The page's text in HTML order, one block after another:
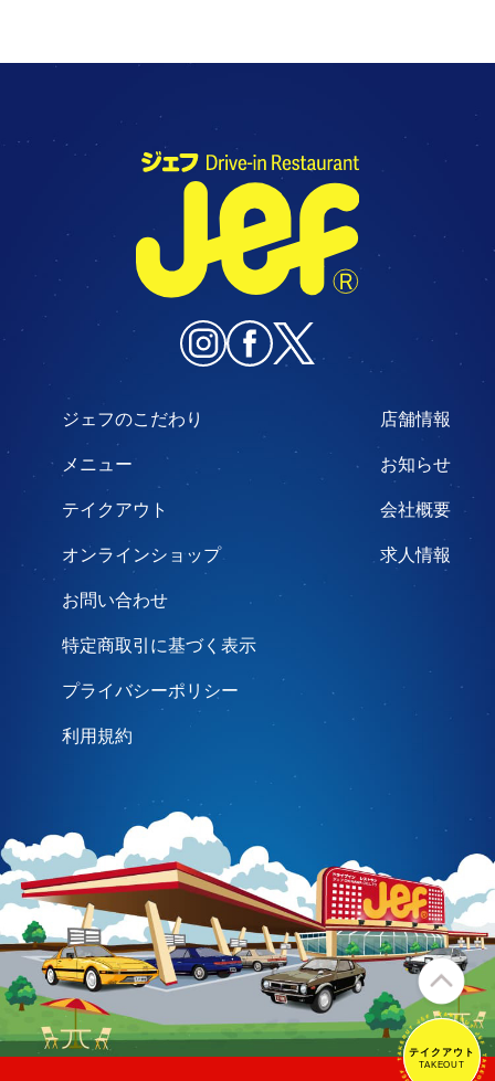
テイクアウト
TAKEOUT
テイクアウト
TAKEOUT
ジェフのこだわり
メニュー
テイクアウト
オンラインショップ
店舗情報
お知らせ
会社概要
求人情報
お問い合わせ
特定商取引に基づく表示
プライバシーポリシー
利用規約